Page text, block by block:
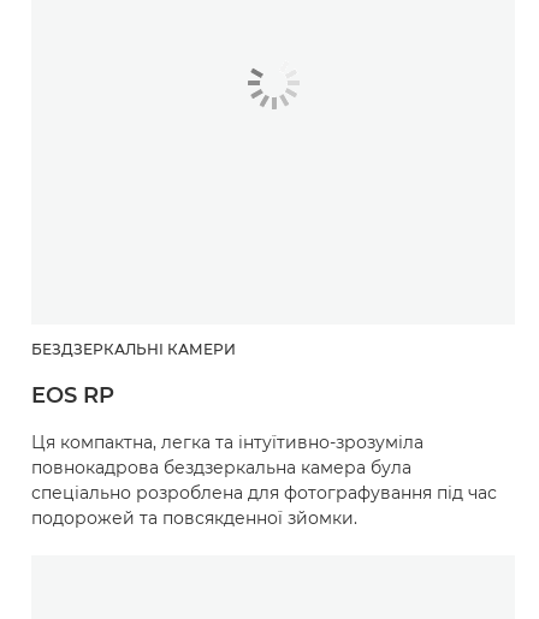
БЕЗДЗЕРКАЛЬНІ КАМЕРИ
EOS RP
Ця компактна, легка та інтуїтивно-зрозуміла
повнокадрова бездзеркальна камера була
спеціально розроблена для фотографування під час
подорожей та повсякденної зйомки.